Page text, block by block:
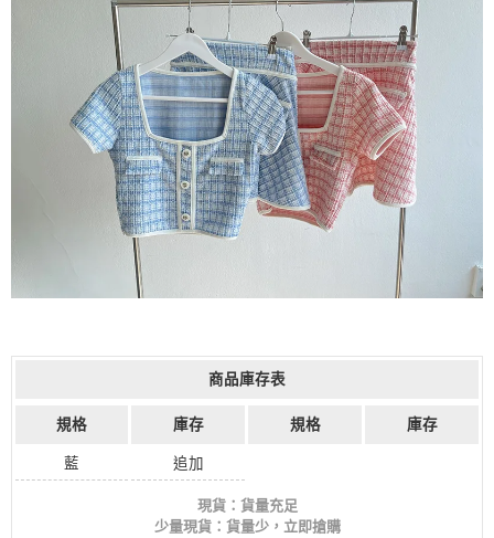
商品庫存表
規格 庫存 規格 庫存
藍 追加
現貨：貨量充足
少量現貨：貨量少，立即搶購